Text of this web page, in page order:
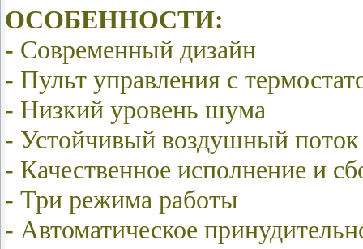
ОСОБЕННОСТИ:
- Современный дизайн
- Пульт управления с
- Низкий уровень шума
- Устойчивый воздушный поток
- Качественное исполнение и
- Три режима работы
- Автоматическое